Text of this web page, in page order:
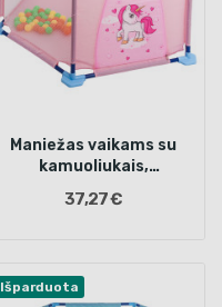
Maniežas vaikams su
kamuoliukais,
37,27 €
Išparduota